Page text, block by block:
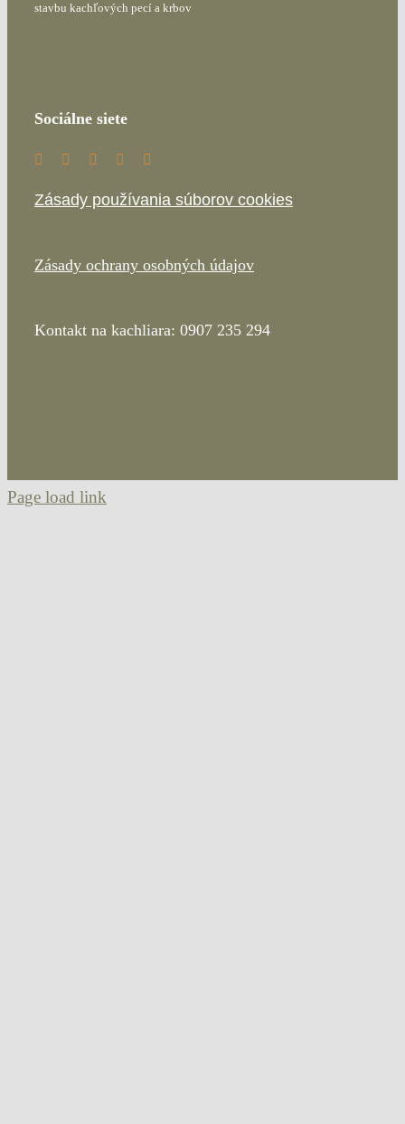
stavbu kachľových pecí a krbov
Sociálne siete
Zásady používania súborov cookies
Zásady ochrany osobných údajov
Kontakt na kachliara: 0907 235 294
Page load link